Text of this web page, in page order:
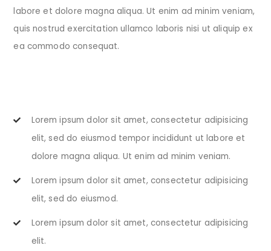
labore et dolore magna aliqua. Ut enim ad minim veniam,
quis nostrud exercitation ullamco laboris nisi ut aliquip ex
ea commodo consequat.
Lorem ipsum dolor sit amet, consectetur adipisicing
elit, sed do eiusmod tempor incididunt ut labore et
dolore magna aliqua. Ut enim ad minim veniam.
Lorem ipsum dolor sit amet, consectetur adipisicing
elit, sed do eiusmod.
Lorem ipsum dolor sit amet, consectetur adipisicing
elit.